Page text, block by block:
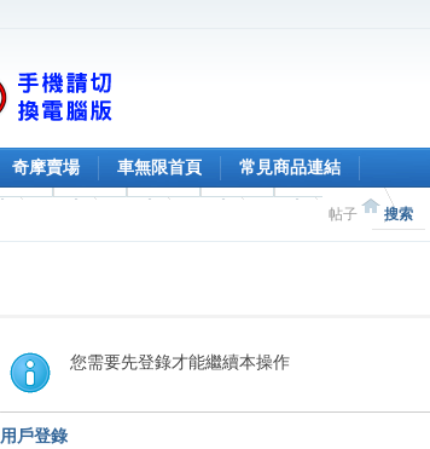
奇摩賣場 車無限首頁 常見商品連結
帖子 搜索
您需要先登錄才能繼續本操作
用戶登錄